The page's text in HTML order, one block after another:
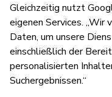
Gleichzeitig nutzt
eigenen Services. „Wir
Daten, um unsere
einschließlich der
personalisierten
Suchergebnissen.“